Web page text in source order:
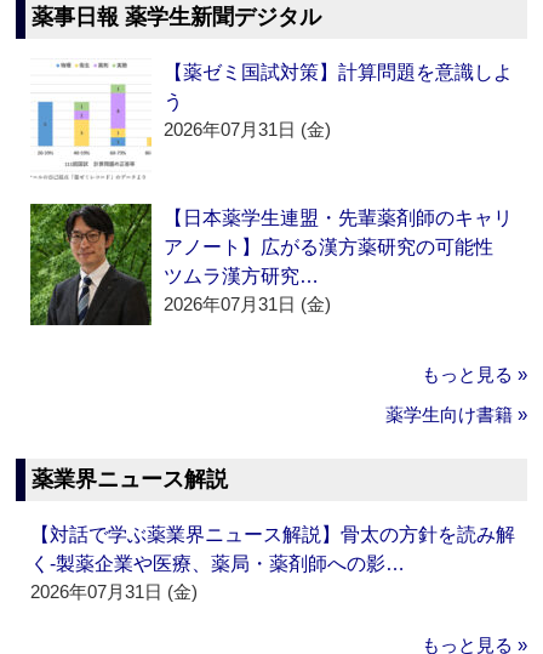
薬事日報 薬学生新聞デジタル
【薬ゼミ国試対策】計算問題を意識しよ
う
2026年07月31日 (金)
【日本薬学生連盟・先輩薬剤師のキャリ
アノート】広がる漢方薬研究の可能性
ツムラ漢方研究…
2026年07月31日 (金)
もっと見る »
薬学生向け書籍 »
薬業界ニュース解説
【対話で学ぶ薬業界ニュース解説】骨太の方針を読み解
く‐製薬企業や医療、薬局・薬剤師への影…
2026年07月31日 (金)
もっと見る »